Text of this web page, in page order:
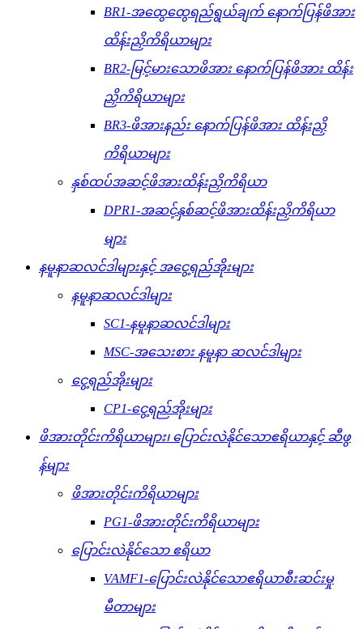
BR1-အထွေထွေရည်ရွယ်ချက် နောက်ပြန်ဖိအား
ထိန်းညှိကိရိယာများ
BR2-မြင့်မားသောဖိအား နောက်ပြန်ဖိအား ထိန်း
ညှိကိရိယာများ
BR3-ဖိအားနည်း နောက်ပြန်ဖိအား ထိန်းညှိ
ကိရိယာများ
နှစ်ထပ်အဆင့်ဖိအားထိန်းညှိကိရိယာ
DPR1-အဆင့်နှစ်ဆင့်ဖိအားထိန်းညှိကိရိယာ
များ
နမူနာဆလင်ဒါများနှင့် အငွေ့ရည်အိုးများ
နမူနာဆလင်ဒါများ
SC1-နမူနာဆလင်ဒါများ
MSC-အသေးစား နမူနာ ဆလင်ဒါများ
ငွေ့ရည်အိုးများ
CP1-ငွေ့ရည်အိုးများ
ဖိအားတိုင်းကိရိယာများ၊ ပြောင်းလဲနိုင်သောဧရိယာနှင့် ဆီဖွ
န်များ
ဖိအားတိုင်းကိရိယာများ
PG1-ဖိအားတိုင်းကိရိယာများ
ပြောင်းလဲနိုင်သော ဧရိယာ
VAMF1-ပြောင်းလဲနိုင်သောဧရိယာစီးဆင်းမှု
မီတာများ